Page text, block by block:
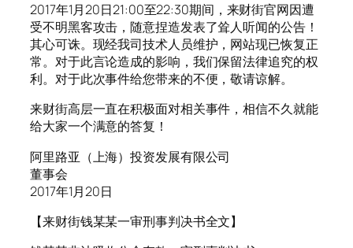
2017年1月20日21:00至22:30期间，来财街官网因遭
受不明黑客攻击，随意捏造发表了耸人听闻的公告！
其心可诛。现经我司技术人员维护，网站现已恢复正
常。对于此言论造成的影响，我们保留法律追究的权
利。对于此次事件给您带来的不便，敬请谅解。
来财街高层一直在积极面对相关事件，相信不久就能
给大家一个满意的答复！
阿里路亚（上海）投资发展有限公司
董事会
2017年1月20日
【来财街钱某某一审刑事判决书全文】